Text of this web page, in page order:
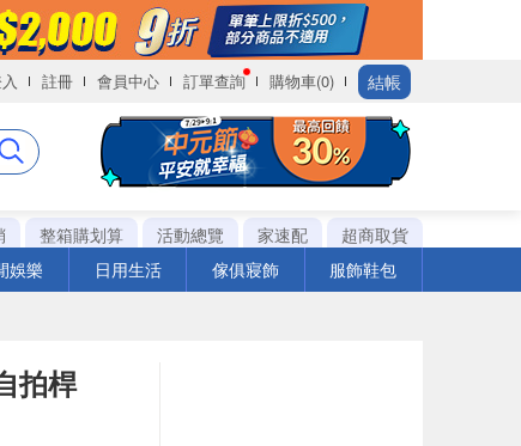
註冊 會員中心 訂單查詢 購物車(0) 結帳
整箱購划算 活動總覽 家速配
超商取貨
娛樂 日用生活 傢俱寢飾 服飾鞋包
拍桿